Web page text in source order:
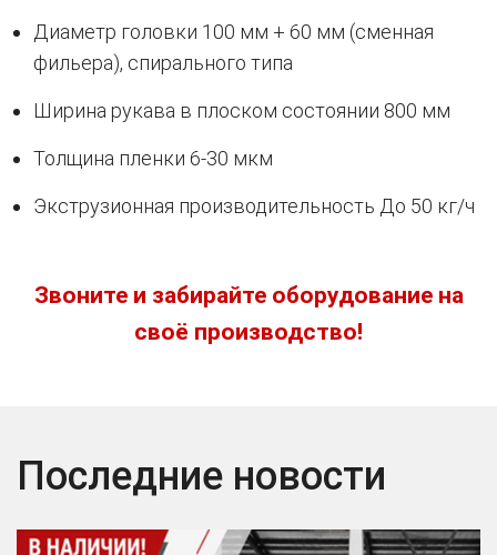
Диаметр головки 100 мм + 60 мм (сменная
фильера), спирального типа
Ширина рукава в плоском состоянии 800 мм
Толщина пленки 6-30 мкм
Экструзионная производительность До 50 кг/ч
Звоните и забирайте оборудование на
своё производство!
Последние новости